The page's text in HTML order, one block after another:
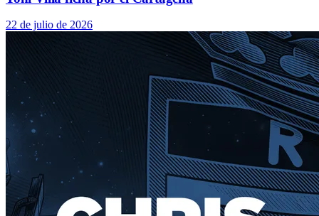
22 de julio de 2026